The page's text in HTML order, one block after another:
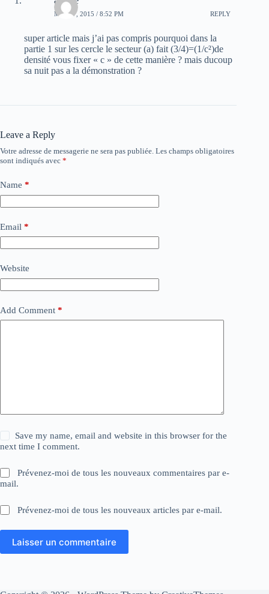
MAI 27, 2015 / 8:52 PM REPLY
super article mais j’ai pas compris pourquoi dans la
partie 1 sur les cercle le secteur (a) fait (3/4)=(1/c²)de
densité vous fixer « c » de cette manière ? mais ducoup
sa nuit pas a la démonstration ?
Leave a Reply
Votre adresse de messagerie ne sera pas publiée. Les champs obligatoires
sont indiqués avec *
Name *
Email *
Website
Add Comment *
Save my name, email and website in this browser for the
next time I comment.
Prévenez-moi de tous les nouveaux commentaires par e-
mail.
Prévenez-moi de tous les nouveaux articles par e-mail.
Laisser un commentaire